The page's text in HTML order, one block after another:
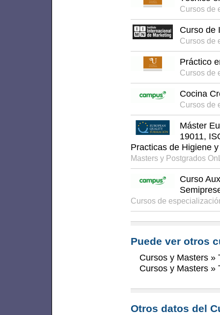
Cursos de
Curso de
Cursos de
Práctico
Cursos de
Cocina
Cursos de
Máster
19011,
Practicas de Higiene
Masters y Postgrados
Curso
Cursos de
Puede ver otros
Cursos y Masters »
Cursos y Masters »
Otros datos del